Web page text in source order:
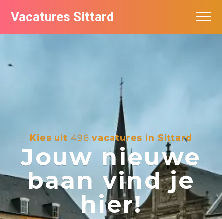
Vacatures Sittard
Kies uit 496 vacatures in Sittard
Jouw nieuwe
baan vind je
hier!
Vacatures per bedrijf